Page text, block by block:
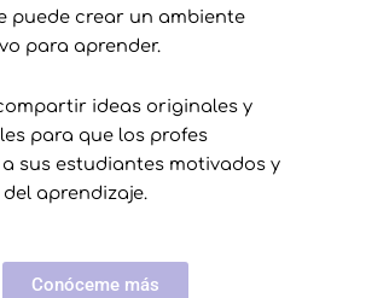
puede crear un ambiente
para aprender.
ideas originales y
para que los profes
sus estudiantes motivados y
aprendizaje.
Conóceme más